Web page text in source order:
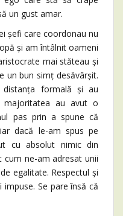
un gust amar.
care coordonau nu
și am întâlnit oameni
mai stăteau și
un bun simț desăvârșit.
formală și au
majoritatea au avut o
pas prin a spune că
dacă le-am spus pe
cu absolut nimic din
cum ne-am adresat unii
egalitate. Respectul și
Se pare însă că